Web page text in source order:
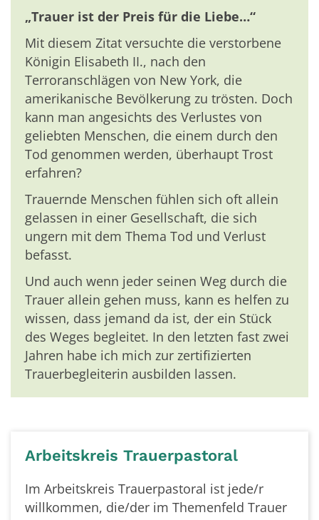
„Trauer ist der Preis für die Liebe…“
Mit diesem Zitat versuchte die verstorbene
Königin Elisabeth II., nach den
Terroranschlägen von New York, die
amerikanische Bevölkerung zu trösten. Doch
kann man angesichts des Verlustes von
geliebten Menschen, die einem durch den
Tod genommen werden, überhaupt Trost
erfahren?
Trauernde Menschen fühlen sich oft allein
gelassen in einer Gesellschaft, die sich
ungern mit dem Thema Tod und Verlust
befasst.
Und auch wenn jeder seinen Weg durch die
Trauer allein gehen muss, kann es helfen zu
wissen, dass jemand da ist, der ein Stück
des Weges begleitet. In den letzten fast zwei
Jahren habe ich mich zur zertifizierten
Trauerbegleiterin ausbilden lassen.
Arbeitskreis Trauerpastoral
Im Arbeitskreis Trauerpastoral ist jede/r
willkommen, die/der im Themenfeld Trauer